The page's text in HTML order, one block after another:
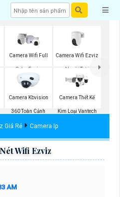
Camera Wifi Full
Color Ezviz
Camera Wifi Ezviz
Ngoài Trời
Camera Kbvision
360 Toàn Cảnh
Camera Thết Kế
Kim Loại Vantech
Giá Rẻ Camera Ip
Wifi Ezviz
AM